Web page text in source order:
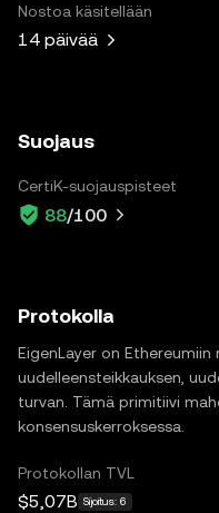
Nostoa käsitellään
14 päivää
Suojaus
CertiK-suojauspisteet
88/100
Protokolla
EigenLayer on
uudelleensteikkauksen,
turvan. Tämä primitiivi
konsensuskerroksessa.
Protokollan TVL
$5,07B Sijoitus: 6